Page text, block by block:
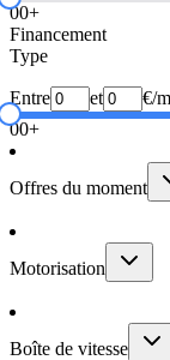
00+
Financement
Type
Entre et
€/
00+
Offres du moment
Motorisation
Boîte de vitesse